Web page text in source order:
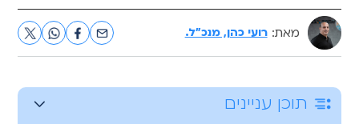
מאת: רועי כהן, מנכ"ל.
תוכן עניינים